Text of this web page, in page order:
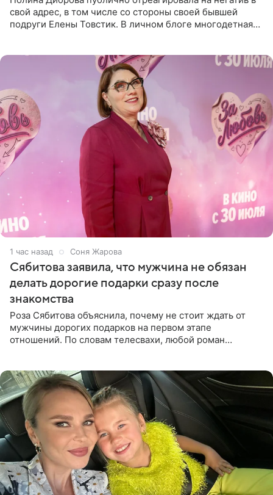
свой адрес, в том числе со стороны своей бывшей
подруги Елены Товстик. В личном блоге многодетная
1 час назад Соня Жарова
Сябитова заявила, что мужчина не обязан
делать дорогие подарки сразу после
знакомства
Роза Сябитова объяснила, почему не стоит ждать от
мужчины дорогих подарков на первом этапе
отношений. По словам телесвахи, любой роман